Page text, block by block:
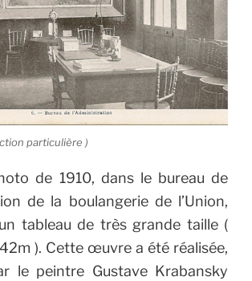
particulière )
de 1910, dans le bureau de
de la boulangerie de l’Union,
tableau de très grande taille (
). Cette œuvre a été réalisée,
le peintre Gustave Krabansky